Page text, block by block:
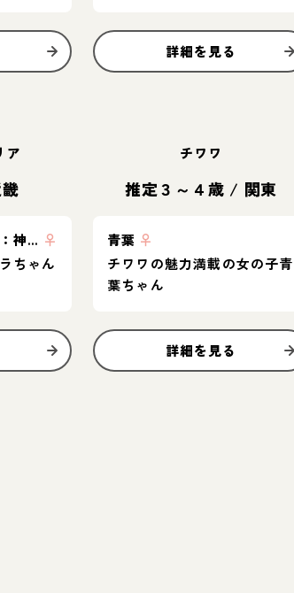
詳細を見る
ア
テラ【お見合い場所：神奈川】 ♀
ちゃん
チワワ
推定３～４歳 / 関東
青葉 ♀
チワワの魅力満載の女の子青
葉ちゃん
詳細を見る